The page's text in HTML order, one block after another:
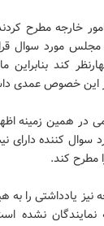
خارجه مطرح
مورد سوال
کند بنابراین
این خصوص عمدی
همین زمینه
سوال کننده
مطرح کند.
نیز یادداشتی را
نشده